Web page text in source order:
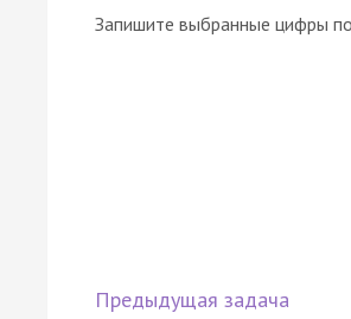
Запишите выбранные цифры
Предыдущая задача